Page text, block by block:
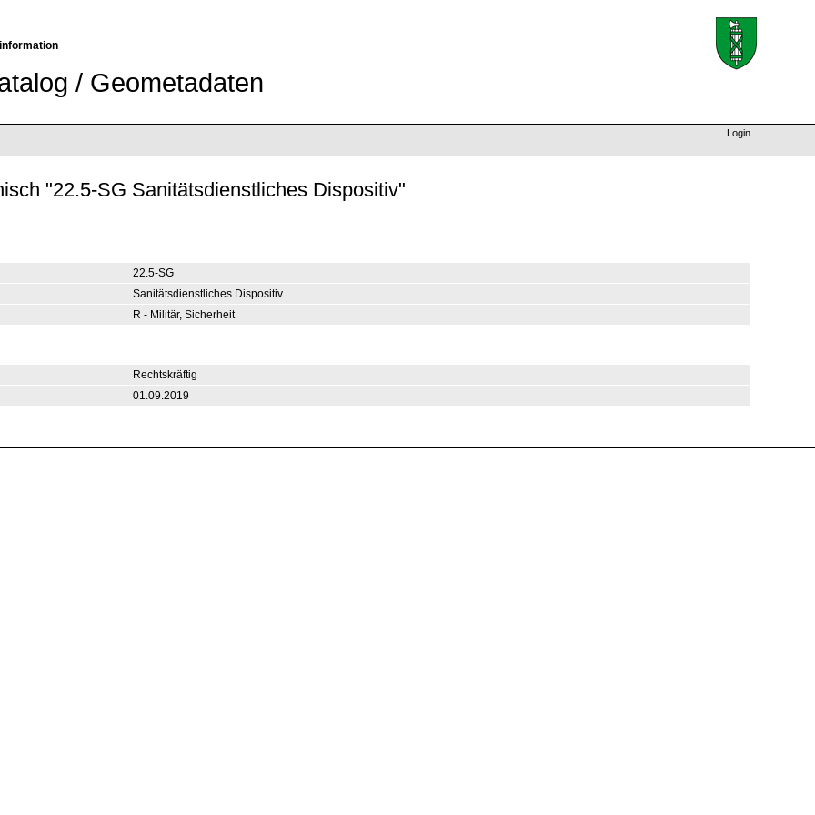
/ Geometadaten
Login
"22.5-SG Sanitätsdienstliches Dispositiv"
22.5-SG
Sanitätsdienstliches Dispositiv
R - Militär, Sicherheit
Rechtskräftig
01.09.2019